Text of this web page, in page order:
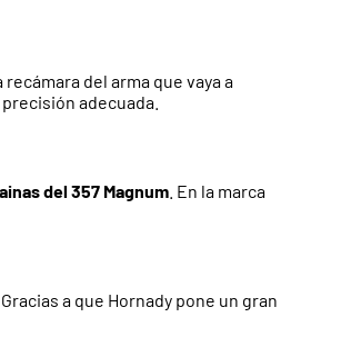
del arma que vaya a
adecuada.
del 357 Magnum . En la marca
a que Hornady pone un gran